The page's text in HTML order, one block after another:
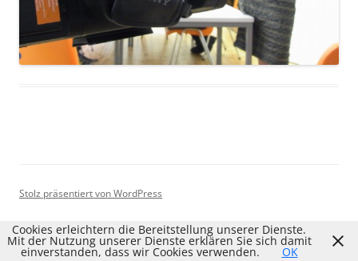
Stolz präsentiert von WordPress
Cookies erleichtern die Bereitstellung unserer Dienste.
Mit der Nutzung unserer Dienste erklären Sie sich damit
einverstanden, dass wir Cookies verwenden. OK